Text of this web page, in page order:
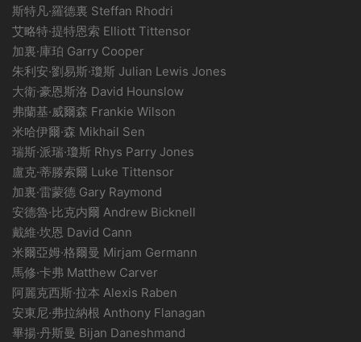
斯特凡·羅德裏 Steffan Rhodri
艾略特·提特恩索 Elliott Tittensor
加裏·庫珀 Garry Cooper
朱利安·劉易斯·瓊斯 Julian Lewis Jones
大衛·豪恩斯洛 David Hounslow
弗蘭基·威爾森 Frankie Wilson
米哈伊爾·森 Mikhail Sen
瑞斯·派瑞·瓊斯 Rhys Parry Jones
盧克·蒂滕索爾 Luke Tittensor
加裏·雷蒙德 Gary Raymond
安德魯·比克内爾 Andrew Bicknell
戴維·坎恩 David Cann
米爾亞姆·格爾曼 Mirjam Germann
馬修·卡弗 Matthew Carver
阿麗克西斯·拉本 Alexis Raben
安東尼·弗拉納根 Anthony Flanagan
畢揚·丹斯曼 Bijan Daneshmand